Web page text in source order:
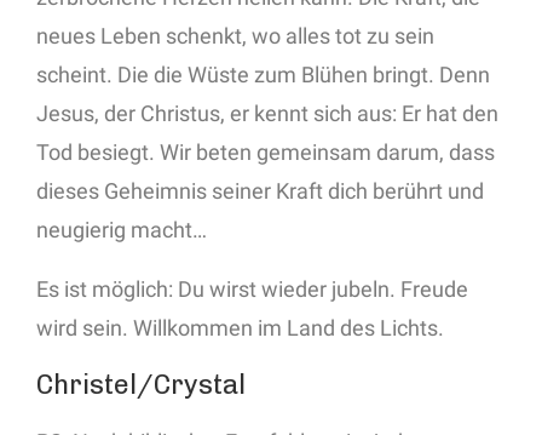
neues Leben schenkt, wo alles tot zu sein
scheint. Die die Wüste zum Blühen bringt. Denn
Jesus, der Christus, er kennt sich aus: Er hat den
Tod besiegt. Wir beten gemeinsam darum, dass
dieses Geheimnis seiner Kraft dich berührt und
neugierig macht…
Es ist möglich: Du wirst wieder jubeln. Freude
wird sein. Willkommen im Land des Lichts.
Christel/Crystal